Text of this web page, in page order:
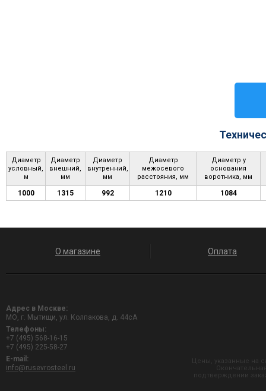
Диаметр
условный,
м
Диаметр
внешний,
мм
Диаметр
внутренний,
мм
Диаметр
межосевого
расстояния, мм
Диаметр у
основания
воротника, мм
1000 1315 992 1210 1084
О магазине Оплата
Адрес в Москве:
МО, г. Мытищи, ул. Колпакова, д. 44сА
Телефоны:
+7 (495) 568-16-15
+7 (495) 225-58-27
E-mail:
info@rusevrosteel.ru
Цены, указанные на
подтверждении